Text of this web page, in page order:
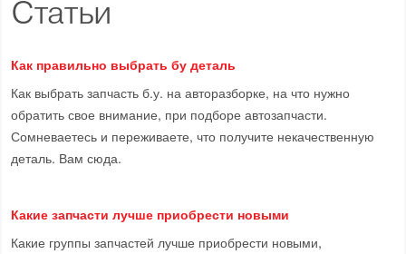
Статьи
Как правильно выбрать бу деталь
Как выбрать запчасть б.у. на авторазборке, на что нужно
обратить свое внимание, при подборе автозапчасти.
Сомневаетесь и переживаете, что получите некачественную
деталь. Вам сюда.
Какие запчасти лучше приобрести новыми
Какие группы запчастей лучше приобрести новыми,